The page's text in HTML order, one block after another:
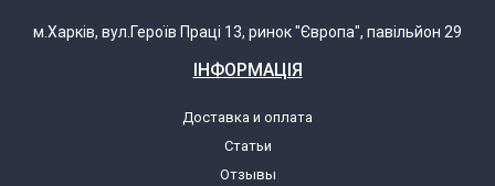
м.Харків, вул.Героїв Праці 13, ринок "Європа", павільйон 29
ІНФОРМАЦІЯ
Доставка и оплата
Статьи
Отзывы